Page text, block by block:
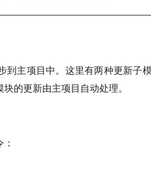
到主项目中。这里有两种更新子
的更新由主项目自动处理。